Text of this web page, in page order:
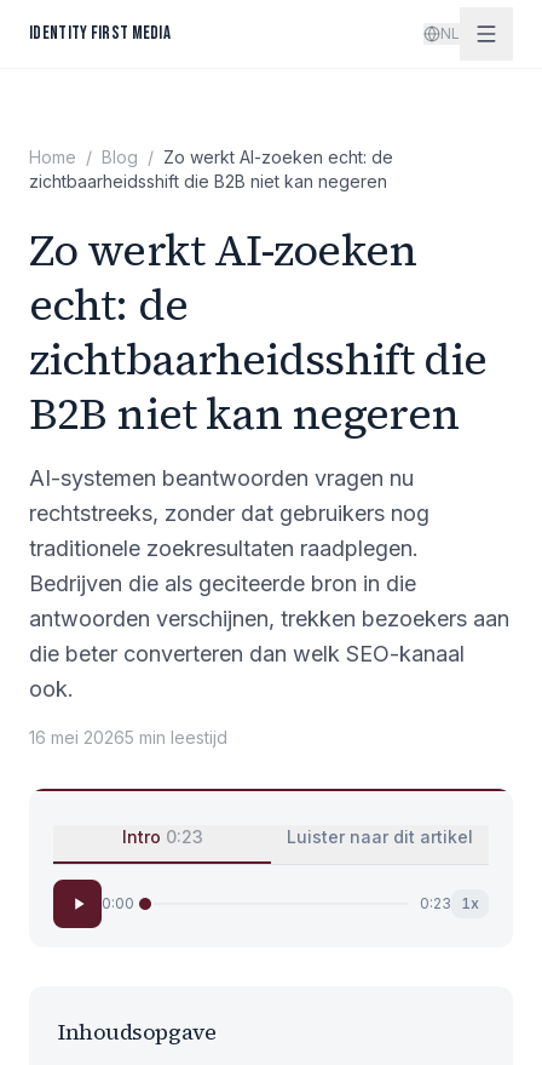
IDENTITY FIRST MEDIA NL
Home / Blog / Zo werkt AI-zoeken echt: de
zichtbaarheidsshift die B2B niet kan negeren
Zo werkt AI-zoeken
echt: de
zichtbaarheidsshift die
B2B niet kan negeren
AI-systemen beantwoorden vragen nu
rechtstreeks, zonder dat gebruikers nog
traditionele zoekresultaten raadplegen.
Bedrijven die als geciteerde bron in die
antwoorden verschijnen, trekken bezoekers aan
die beter converteren dan welk SEO-kanaal
ook.
16 mei 20265 min leestijd
Intro 0:23 Luister naar dit artikel
0:00 0:23 1x
Inhoudsopgave